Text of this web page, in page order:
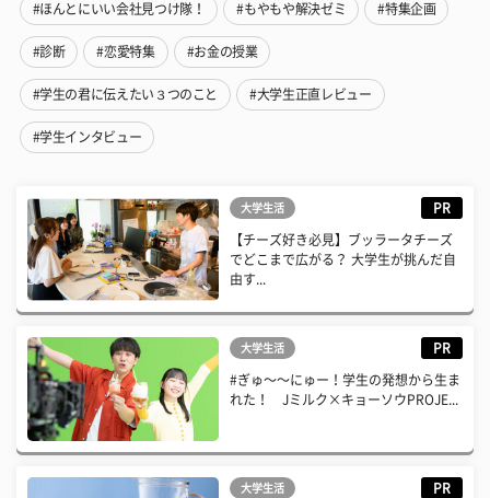
#ほんとにいい会社見つけ隊！ #もやもや解決ゼミ #特集企画
#診断 #恋愛特集 #お金の授業
#学生の君に伝えたい３つのこと #大学生正直レビュー
#学生インタビュー
大学生活 PR
【チーズ好き必見】ブッラータチーズ
でどこまで広がる？ 大学生が挑んだ自
由す...
大学生活 PR
#ぎゅ〜〜にゅー！学生の発想から生ま
れた！ Jミルク×キョーソウPROJE...
大学生活 PR